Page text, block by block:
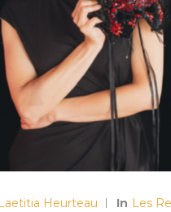
Laetitia Heurteau In Les